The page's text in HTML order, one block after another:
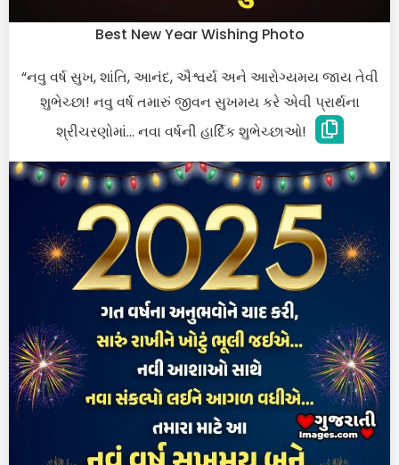
Best New Year Wishing Photo
“નવુ વર્ષ સુખ, શાંતિ, આનંદ, ઐશ્વર્ય અને આરોગ્યમય જાય તેવી
શુભેચ્છા! નવુ વર્ષ તમારું જીવન સુખમય કરે એવી પ્રાર્થના
શ્રીચરણોમાં… નવા વર્ષની હાર્દિક શુભેચ્છાઓ!